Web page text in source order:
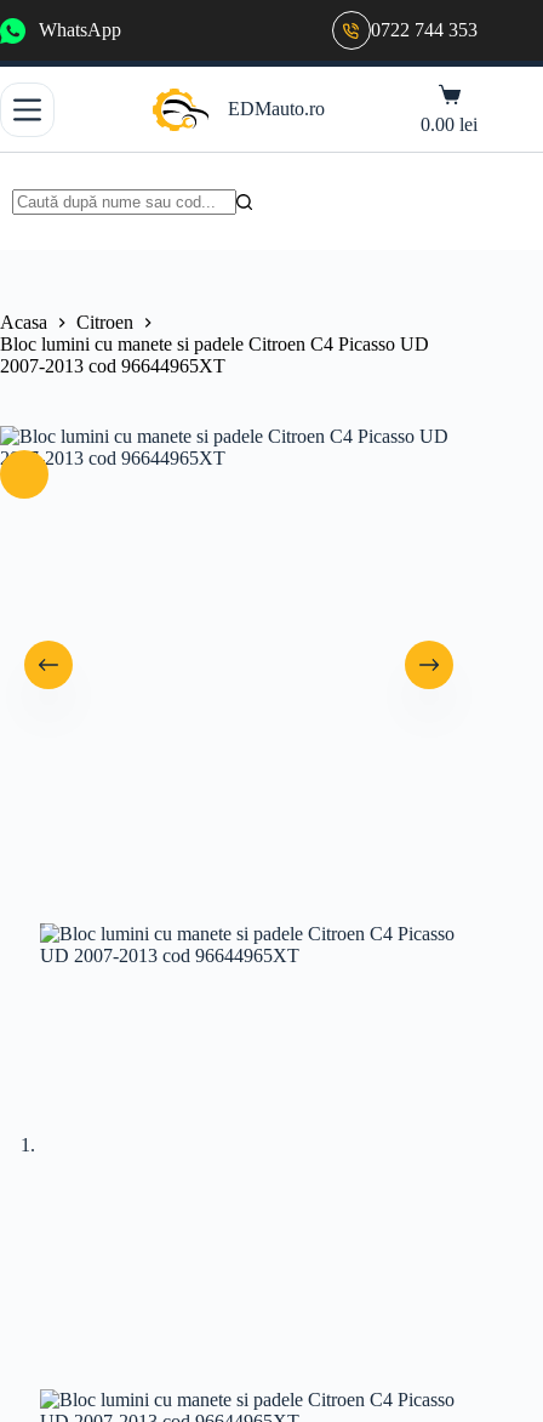
la
WhatsApp 0722 744 353
EDMauto.ro
Coș
de
cumpărături
0.00lei
Acasa
Citroen
Bloc lumini cu manete si padele Citroen C4 Picasso UD
2007-2013 cod 96644965XT